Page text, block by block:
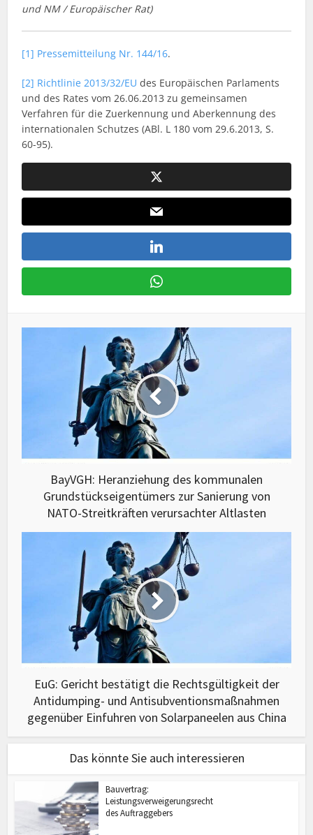
und NM / Europäischer Rat)
[1] Pressemitteilung Nr. 144/16.
[2] Richtlinie 2013/32/EU des Europäischen Parlaments
und des Rates vom 26.06.2013 zu gemeinsamen
Verfahren für die Zuerkennung und Aberkennung des
internationalen Schutzes (ABl. L 180 vom 29.6.2013, S.
60-95).
BayVGH: Heranziehung des kommunalen
Grundstückseigentümers zur Sanierung von
NATO-Streitkräften verursachter Altlasten
EuG: Gericht bestätigt die Rechtsgültigkeit der
Antidumping- und Antisubventionsmaßnahmen
gegenüber Einfuhren von Solarpaneelen aus China
Das könnte Sie auch interessieren
Bauvertrag:
Leistungsverweigerungsrecht
des Auftraggebers